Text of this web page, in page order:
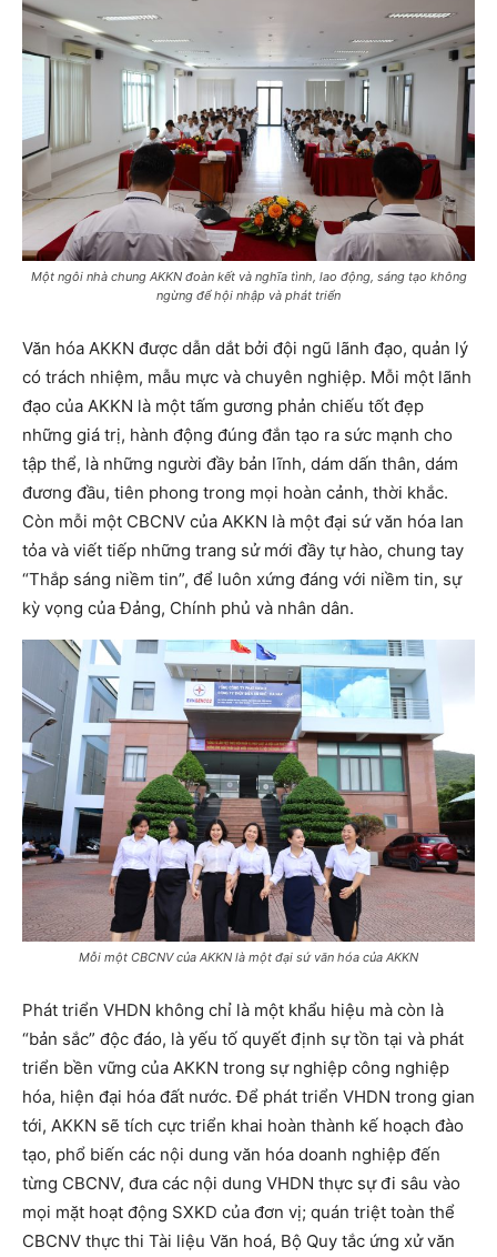
Một ngôi nhà chung AKKN đoàn kết và nghĩa tình, lao động, sáng tạo không
ngừng để hội nhập và phát triển
Văn hóa AKKN được dẫn dắt bởi đội ngũ lãnh đạo, quản lý
có trách nhiệm, mẫu mực và chuyên nghiệp. Mỗi một lãnh
đạo của AKKN là một tấm gương phản chiếu tốt đẹp
những giá trị, hành động đúng đắn tạo ra sức mạnh cho
tập thể, là những người đầy bản lĩnh, dám dấn thân, dám
đương đầu, tiên phong trong mọi hoàn cảnh, thời khắc.
Còn mỗi một CBCNV của AKKN là một đại sứ văn hóa lan
tỏa và viết tiếp những trang sử mới đầy tự hào, chung tay
“Thắp sáng niềm tin”, để luôn xứng đáng với niềm tin, sự
kỳ vọng của Đảng, Chính phủ và nhân dân.
Mỗi một CBCNV của AKKN là một đại sứ văn hóa của AKKN
Phát triển VHDN không chỉ là một khẩu hiệu mà còn là
“bản sắc” độc đáo, là yếu tố quyết định sự tồn tại và phát
triển bền vững của AKKN trong sự nghiệp công nghiệp
hóa, hiện đại hóa đất nước. Để phát triển VHDN trong gian
tới, AKKN sẽ tích cực triển khai hoàn thành kế hoạch đào
tạo, phổ biến các nội dung văn hóa doanh nghiệp đến
từng CBCNV, đưa các nội dung VHDN thực sự đi sâu vào
mọi mặt hoạt động SXKD của đơn vị; quán triệt toàn thể
CBCNV thực thi Tài liệu Văn hoá, Bộ Quy tắc ứng xử văn